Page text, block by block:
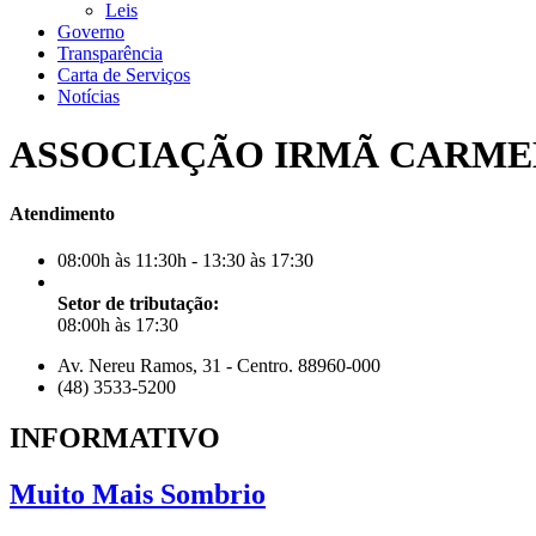
Leis
Governo
Transparência
Carta de Serviços
Notícias
ASSOCIAÇÃO IRMÃ
Atendimento
08:00h às 11:30h - 13:30 às 17:30
Setor de tributação:
08:00h às 17:30
Av. Nereu Ramos, 31 - Centro. 88960-000
(48) 3533-5200
INFORMATIVO
Muito Mais Sombrio